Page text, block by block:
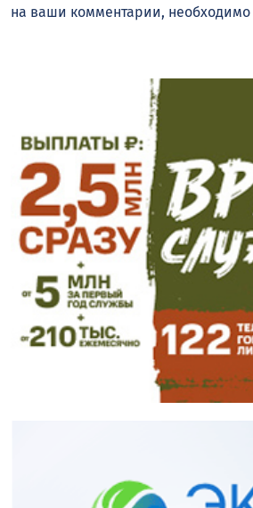
на ваши комментарии, необходимо